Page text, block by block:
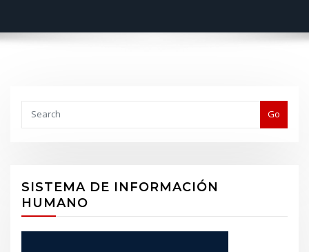
Go
SISTEMA DE INFORMACIÓN
HUMANO